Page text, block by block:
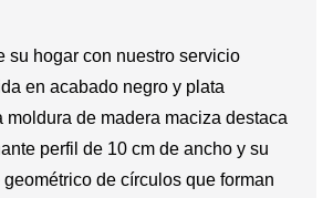
su hogar con nuestro servicio
en acabado negro y plata
moldura de madera maciza destaca
perfil de 10 cm de ancho y su
de círculos que forman